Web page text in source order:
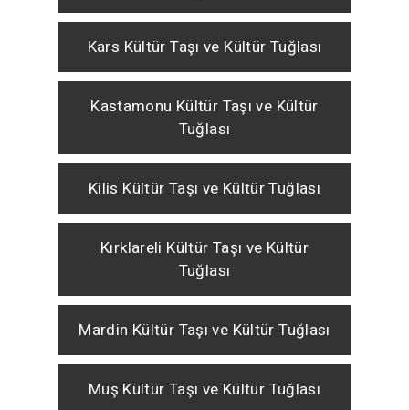
Kars Kültür Taşı ve Kültür Tuğlası
Kastamonu Kültür Taşı ve Kültür
Tuğlası
Kilis Kültür Taşı ve Kültür Tuğlası
Kırklareli Kültür Taşı ve Kültür
Tuğlası
Mardin Kültür Taşı ve Kültür Tuğlası
Muş Kültür Taşı ve Kültür Tuğlası